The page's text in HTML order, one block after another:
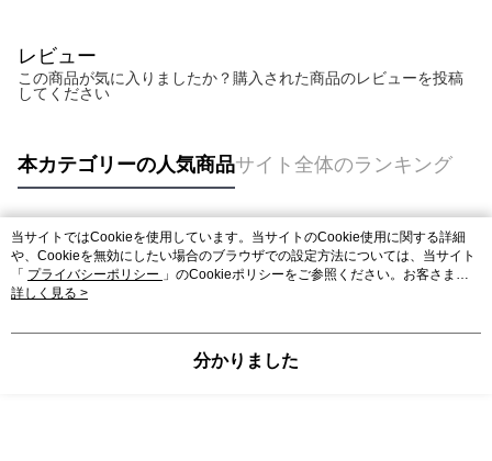
レビュー
この商品が気に入りましたか？購入された商品のレビューを投稿
してください
本カテゴリーの人気商品サイト全体のランキング
人気タグ
当サイトではCookieを使用しています。当サイトのCookie使用に関する詳細
や、Cookieを無効にしたい場合のブラウザでの設定方法については、当サイト
「 プライバシーポリシー 」のCookieポリシーをご参照ください。お客さま
が、当サイトを引き続き使用される場合、当社がサイト利用規約のCookieポリ
詳しく見る >
分かりました